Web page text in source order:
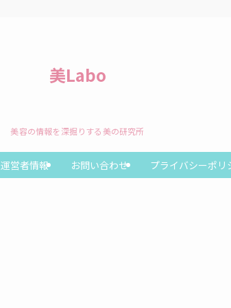
美Labo
美容の情報を深掘りする美の研究所
運営者情報 お問い合わせ プライバシーポリ